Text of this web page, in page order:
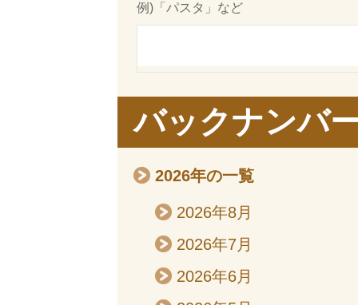
例)「パスタ」など
バックナンバ
2026年の一覧
2026年8月
2026年7月
2026年6月